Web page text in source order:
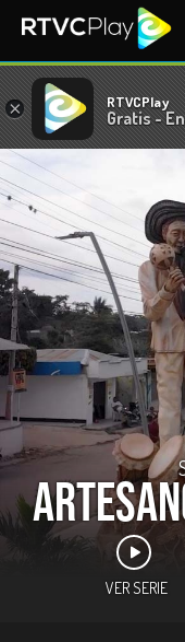
× RTVCPlay
Gratis -
VER SERIE